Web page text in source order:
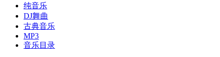
纯音乐
DJ舞曲
古典音乐
MP3
音乐目录